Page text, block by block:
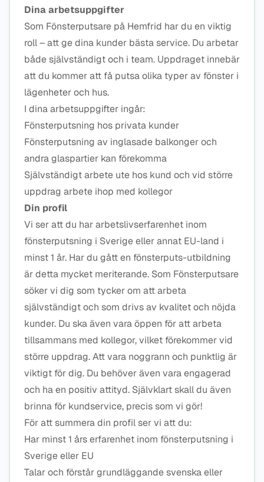
Dina arbetsuppgifter
Som Fönsterputsare på Hemfrid har du en viktig
roll – att ge dina kunder bästa service. Du arbetar
både självständigt och i team. Uppdraget innebär
att du kommer att få putsa olika typer av fönster i
lägenheter och hus.
I dina arbetsuppgifter ingår:
Fönsterputsning hos privata kunder
Fönsterputsning av inglasade balkonger och
andra glaspartier kan förekomma
Självständigt arbete ute hos kund och vid större
uppdrag arbete ihop med kollegor
Din profil
Vi ser att du har arbetslivserfarenhet inom
fönsterputsning i Sverige eller annat EU-land i
minst 1 år. Har du gått en fönsterputs-utbildning
är detta mycket meriterande. Som Fönsterputsare
söker vi dig som tycker om att arbeta
självständigt och som drivs av kvalitet och nöjda
kunder. Du ska även vara öppen för att arbeta
tillsammans med kollegor, vilket förekommer vid
större uppdrag. Att vara noggrann och punktlig är
viktigt för dig. Du behöver även vara engagerad
och ha en positiv attityd. Självklart skall du även
brinna för kundservice, precis som vi gör!
För att summera din profil ser vi att du:
Har minst 1 års erfarenhet inom fönsterputsning i
Sverige eller EU
Talar och förstår grundläggande svenska eller